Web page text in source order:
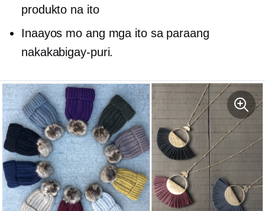
produkto na ito
Inaayos mo ang mga ito sa paraang
nakakabigay-puri.